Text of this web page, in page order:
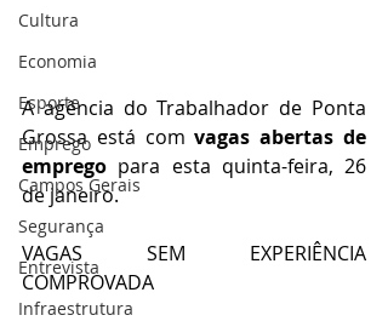
Cultura
Economia
Esporte
Emprego
Campos Gerais
Segurança
Entrevista
Infraestrutura
A agência do Trabalhador de Ponta
Grossa está com vagas abertas de
emprego para esta quinta-feira, 26
de janeiro.
VAGAS SEM EXPERIÊNCIA
COMPROVADA